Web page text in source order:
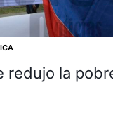
redujo la